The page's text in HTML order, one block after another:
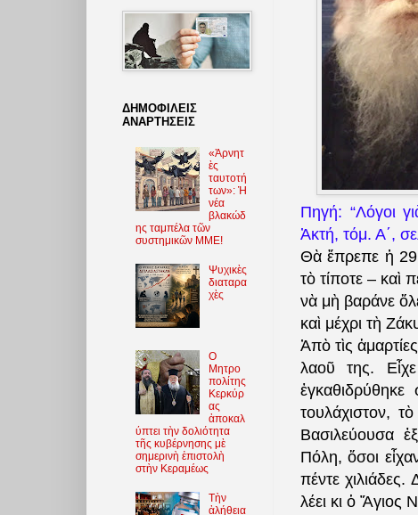
Πηγή: “Λόγοι
Ἀκτή, τόμ. Α΄,
Θὰ ἔπρεπε ἡ 29
τὸ τίποτε – καὶ
νὰ μὴ βαράνε
καὶ μέχρι τὴ
Ἀπὸ τὶς
λαοῦ της.
τουλάχιστον,
Βασιλεύουσα
Πόλη, ὅσοι
πέντε
λέει κι ὁ Ἅγιος
ΔΗΜΟΦΙΛΕΙΣ
ΑΝΑΡΤΗΣΕΙΣ
«Ἀρνητ
ὲς
ταυτοτή
των»: Ἡ
νέα
βλακώδ
ης ταμπέλα τῶν
συστημικῶν ΜΜΕ!
Ψυχικὲς
διαταρα
χὲς
O
Μητρο
πολίτης
Κερκύρ
ας
ἀποκαλ
ύπτει τὴν δολιότητα
τῆς κυβέρνησης μὲ
σημερινὴ ἐπιστολὴ
στὴν Κεραμέως
Τὴν
ἀλήθεια